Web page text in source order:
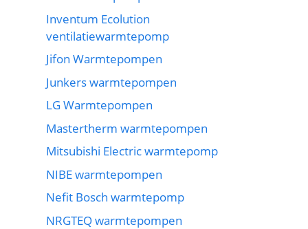
Inventum Ecolution
ventilatiewarmtepomp
Jifon Warmtepompen
Junkers warmtepompen
LG Warmtepompen
Mastertherm warmtepompen
Mitsubishi Electric warmtepomp
NIBE warmtepompen
Nefit Bosch warmtepomp
NRGTEQ warmtepompen